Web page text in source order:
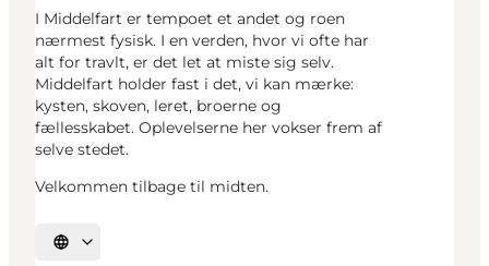
I Middelfart er tempoet et andet og roen
nærmest fysisk. I en verden, hvor vi ofte har
alt for travlt, er det let at miste sig selv.
Middelfart holder fast i det, vi kan mærke:
kysten, skoven, leret, broerne og
fællesskabet. Oplevelserne her vokser frem af
selve stedet.
Velkommen tilbage til midten.
Vælg sprog